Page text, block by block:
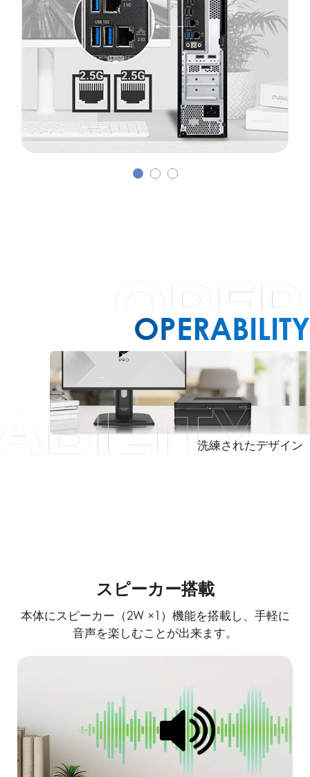
OPERABILITY
洗練されたデザイン
スピーカー搭載
本体にスピーカー（2W ×1）機能を搭載し、手軽に
音声を楽しむことが出来ます。